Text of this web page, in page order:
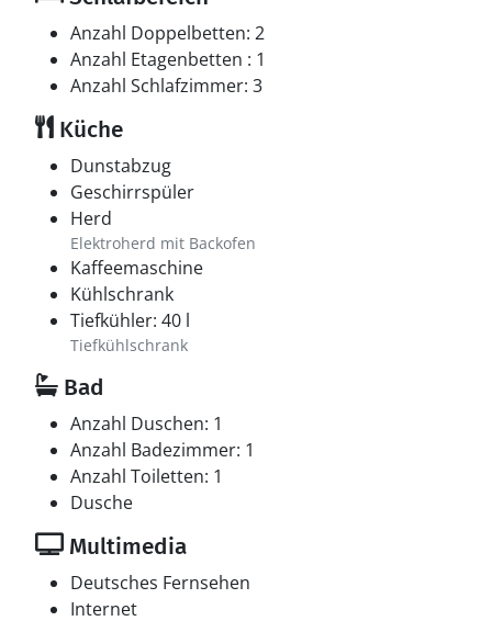
Anzahl Doppelbetten: 2
Anzahl Etagenbetten : 1
Anzahl Schlafzimmer: 3
Küche
Dunstabzug
Geschirrspüler
Herd
Elektroherd mit Backofen
Kaffeemaschine
Kühlschrank
Tiefkühler: 40 l
Tiefkühlschrank
Bad
Anzahl Duschen: 1
Anzahl Badezimmer: 1
Anzahl Toiletten: 1
Dusche
Multimedia
Deutsches Fernsehen
Internet